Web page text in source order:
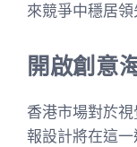
來競爭中穩居領
開啟創意
香港市場對於
報設計將在這